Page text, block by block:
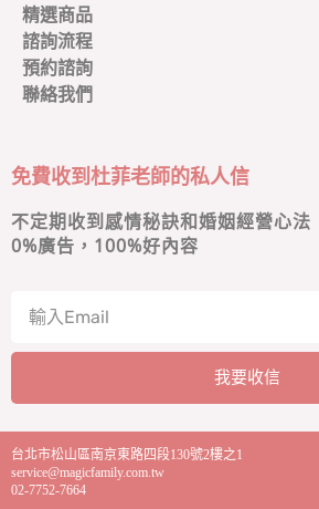
精選商品
諮詢流程
預約諮詢
聯絡我們
免費收到杜菲老師的私人信
不定期收到感情秘訣和婚姻經營心法
0%廣告，100%好內容
我要收信
l
t
e
台北市松山區南京東路四段130號2樓之1
service@magicfamily.com.tw
02-7752-7664